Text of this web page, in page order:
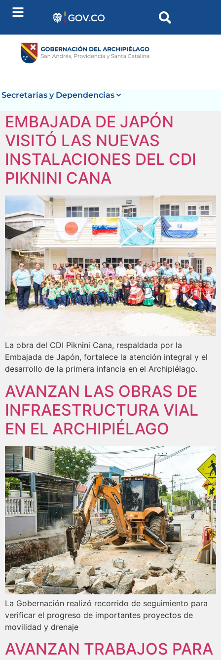
contenido
Secretarias y Dependencias
EMBAJADA DE JAPÓN
VISITÓ LAS NUEVAS
INSTALACIONES DEL CDI
PIKNINI CANA
La obra del CDI Piknini Cana, respaldada por la
Embajada de Japón, fortalece la atención integral y el
desarrollo de la primera infancia en el Archipiélago.
AVANZAN LAS OBRAS DE
INFRAESTRUCTURA VIAL
EN EL ARCHIPIÉLAGO
La Gobernación realizó recorrido de seguimiento para
verificar el progreso de importantes proyectos de
movilidad y drenaje
AVANZAN TRABAJOS PARA